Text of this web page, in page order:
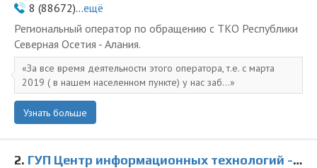
8 (88672)...ещё
Региональный оператор по обращению с ТКО Республики
Северная Осетия - Алания.
За все время деятельности этого оператора, т.е. с марта
2019 ( в нашем населенном пункте) у нас заб...
Узнать больше
2. ГУП Центр информационных технологий - представитель ООО Ведущая Утилизирующая Компания